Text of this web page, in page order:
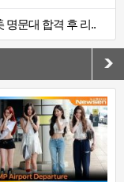
명문대 합격 후 리..